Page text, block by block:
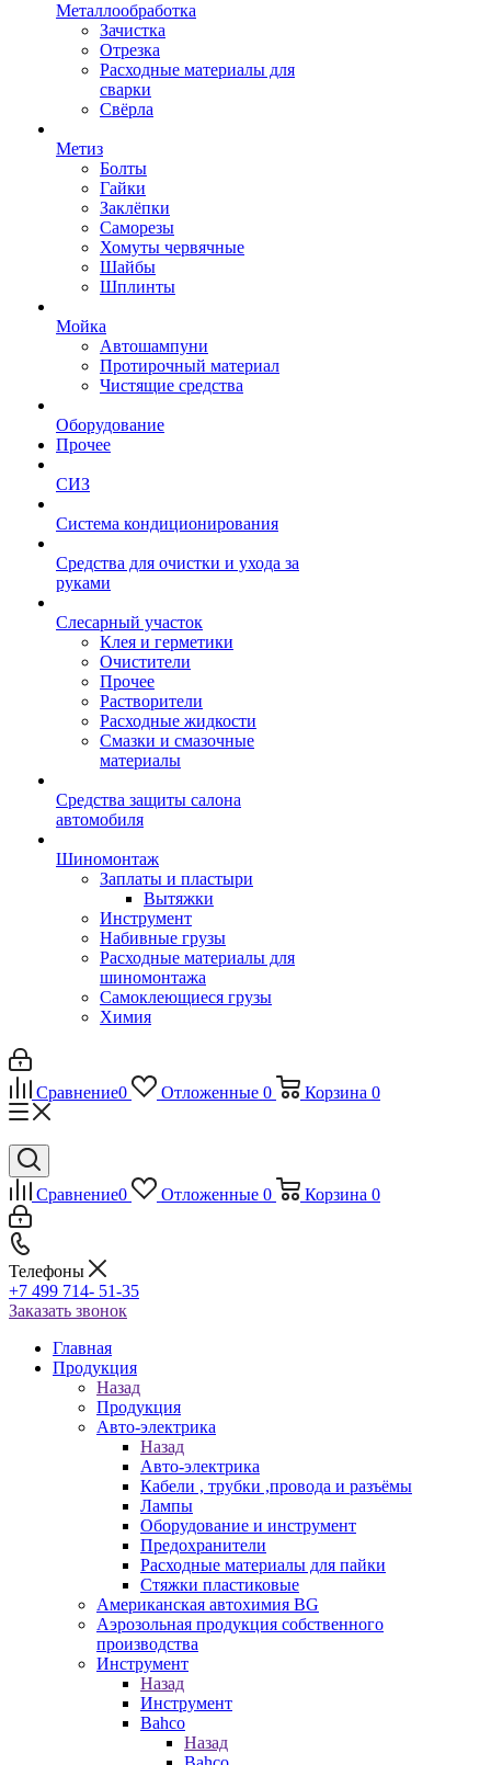
Металлообработка
Зачистка
Отрезка
Расходные материалы для
сварки
Свёрла
Метиз
Болты
Гайки
Заклёпки
Саморезы
Хомуты червячные
Шайбы
Шплинты
Мойка
Автошампуни
Протирочный материал
Чистящие средства
Оборудование
Прочее
СИЗ
Система кондиционирования
Средства для очистки и ухода за
руками
Слесарный участок
Клея и герметики
Очистители
Прочее
Растворители
Расходные жидкости
Смазки и смазочные
материалы
Средства защиты салона
автомобиля
Шиномонтаж
Заплаты и пластыри
Вытяжки
Инструмент
Набивные грузы
Расходные материалы для
шиномонтажа
Самоклеющиеся грузы
Химия
Сравнение0 Отложенные 0 Корзина 0
Сравнение0 Отложенные 0 Корзина 0
Телефоны
+7 499 714- 51-35
Заказать звонок
Главная
Продукция
Назад
Продукция
Авто-электрика
Назад
Авто-электрика
Кабели , трубки ,провода и разъёмы
Лампы
Оборудование и инструмент
Предохранители
Расходные материалы для пайки
Стяжки пластиковые
Американская автохимия BG
Аэрозольная продукция собственного
производства
Инструмент
Назад
Инструмент
Bahco
Назад